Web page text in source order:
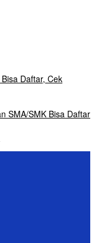
Daftar, Cek
SMA/SMK Bisa Daftar